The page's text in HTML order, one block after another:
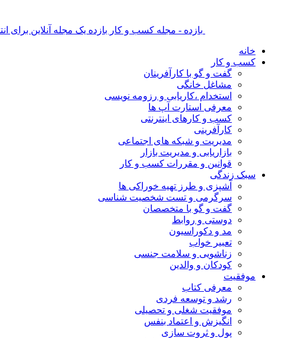
بازده - مجله کسب و کار بازده یک مجله آنلاین برای
خانه
کسب و کار
گفت و گو با کارآفرینان
مشاغل خانگی
استخدام ،کاریابی و رزومه نویسی
معرفی استارت آپ ها
کسب و کارهای اینترنتی
کارآفرینی
مدیریت و شبکه های اجتماعی
بازاریابی و مدیریت بازار
قوانین و مقررات کسب و کار
سبک زندگی
آشپزی و طرز تهیه خوراکی ها
سرگرمی و تست شخصیت شناسی
گفت و گو با متخصصان
دوستی و روابط
مد و دکوراسیون
تعبیر خواب
زناشویی و سلامت جنسی
کودکان و والدین
موفقیت
معرفی کتاب
رشد و توسعه فردی
موفقیت شغلی و تحصیلی
انگیزش و اعتماد بنفس
پول و ثروت سازی